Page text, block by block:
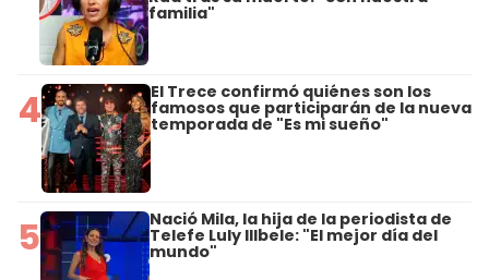
familia"
4 El Trece confirmó quiénes son los
famosos que participarán de la nueva
temporada de "Es mi sueño"
5 Nació Mila, la hija de la periodista de
Telefe Luly Illbele: "El mejor día del
mundo"